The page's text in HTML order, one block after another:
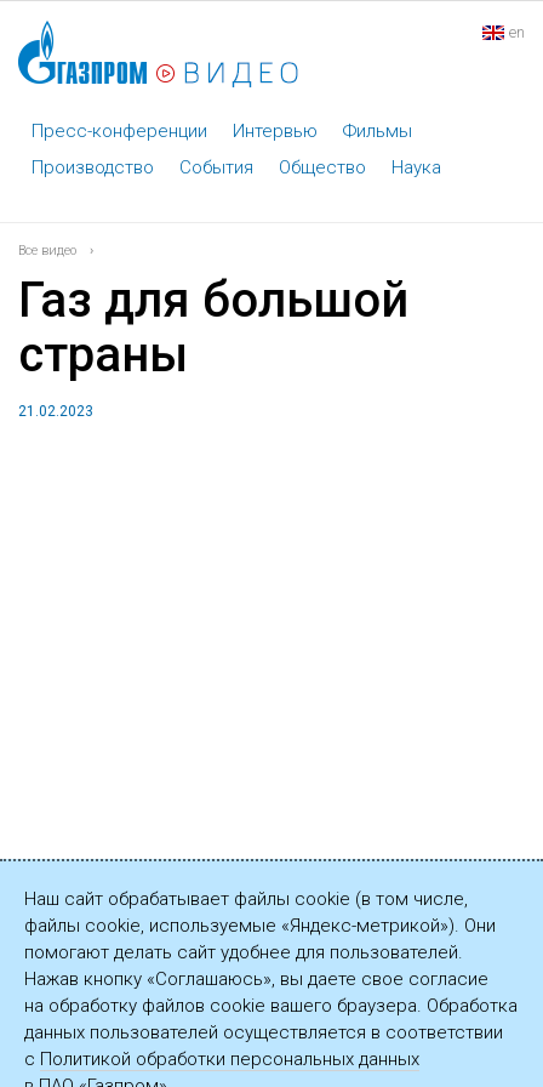
en
Пресс-конференции Интервью
Фильмы
Производство
События Общество Наука
Все видео ›
Газ для большой
страны
21.02.2023
Наш сайт обрабатывает файлы cookie (в том числе,
файлы cookie, используемые «Яндекс-метрикой»). Они
помогают делать сайт удобнее для пользователей.
Нажав кнопку «Соглашаюсь», вы даете свое согласие
на обработку файлов cookie вашего браузера. Обработка
данных пользователей осуществляется в соответствии
с Политикой обработки персональных данных